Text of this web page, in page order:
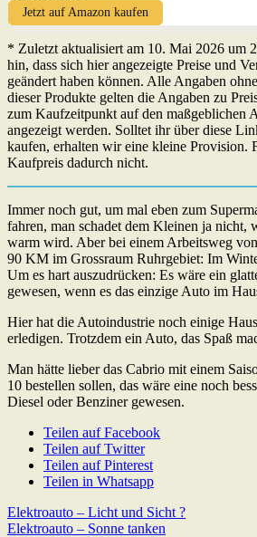
Jetzt auf Amazon kaufen
* Zuletzt aktualisiert am 10. Mai 2026 um
hin, dass sich hier angezeigte Preise und
geändert haben können. Alle Angaben
dieser Produkte gelten die Angaben zu
zum Kaufzeitpunkt auf den maßgeblichen
angezeigt werden. Solltet ihr über diese
kaufen, erhalten wir eine kleine Provision.
Kaufpreis dadurch nicht.
Immer noch gut, um mal eben zum
fahren, man schadet dem Kleinen ja nicht,
warm wird. Aber bei einem Arbeitsweg
90 KM im Grossraum Ruhrgebiet: Im
Um es hart auszudrücken: Es wäre ein
gewesen, wenn es das einzige Auto im
Hier hat die Autoindustrie noch einige
erledigen. Trotzdem ein Auto, das Spaß
Man hätte lieber das Cabrio mit einem
10 bestellen sollen, das wäre eine noch
Diesel oder Benziner gewesen.
Teilen auf Facebook
Teilen auf Twitter
Teilen auf Pinterest
Teilen in Whatsapp
Beitragsnavigation
Previous
Post:
Elektroauto – Licht und Sicht ?
Next
Elektroauto – Sonne tanken